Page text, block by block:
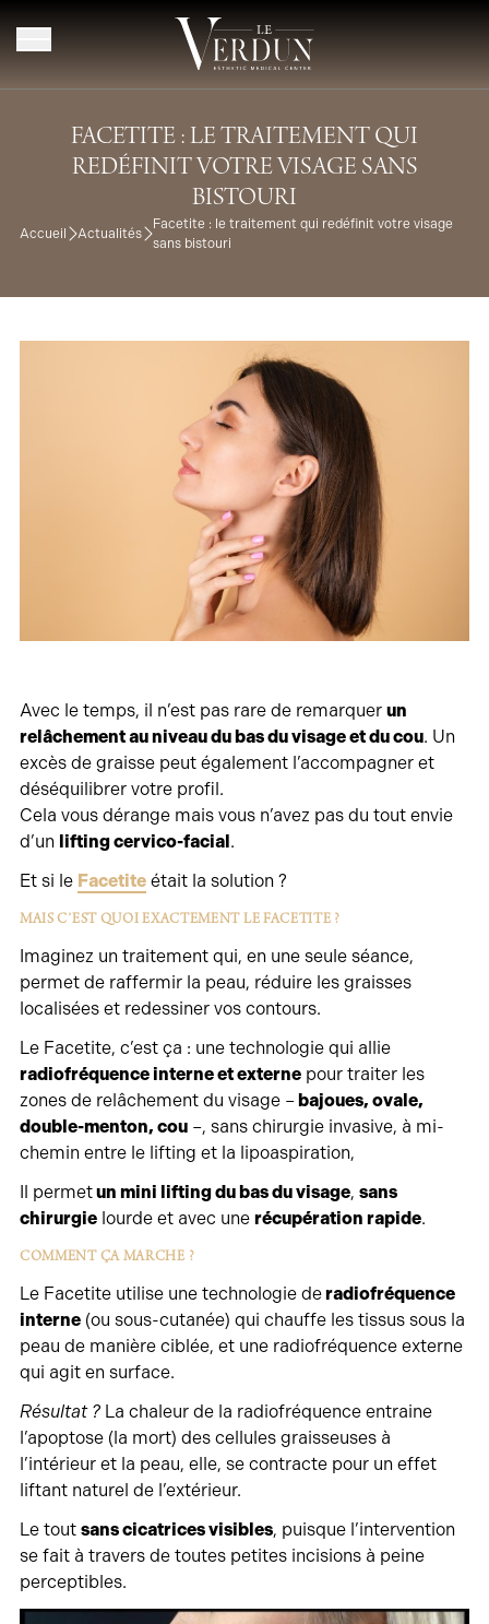
FACETITE : LE TRAITEMENT QUI
REDÉFINIT VOTRE VISAGE SANS
BISTOURI
Accueil Actualités
Facetite : le traitement qui redéfinit votre visage
sans bistouri
Avec le temps, il n’est pas rare de remarquer un
relâchement au niveau du bas du visage et du cou. Un
excès de graisse peut également l’accompagner et
déséquilibrer votre profil.
Cela vous dérange mais vous n’avez pas du tout envie
d’un lifting cervico-facial.
Et si le Facetiteétait la solution ?
MAIS C’EST QUOI EXACTEMENT LE FACETITE ?
Imaginez un traitement qui, en une seule séance,
permet de raffermir la peau, réduire les graisses
localisées et redessiner vos contours.
Le Facetite, c’est ça : une technologie qui allie
radiofréquence interne et externepour traiter les
zones de relâchement du visage –bajoues, ovale,
double-menton, cou–, sans chirurgie invasive, à mi-
chemin entre le lifting et la lipoaspiration,
Il permetun mini lifting du bas du visage, sans
chirurgielourde et avec une récupération rapide.
COMMENT ÇA MARCHE ?
Le Facetite utilise une technologie deradiofréquence
interne(ou sous-cutanée) qui chauffe les tissus sous la
peau de manière ciblée, et une radiofréquence externe
qui agit en surface.
Résultat ?La chaleur de la radiofréquence entraine
l’apoptose (la mort) des cellules graisseuses à
l’intérieur et la peau, elle, se contracte pour un effet
liftant naturel de l’extérieur.
Le tout sans cicatrices visibles, puisque l’intervention
se fait à travers de toutes petites incisions à peine
perceptibles.